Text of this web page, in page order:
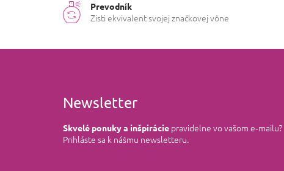
Prevodník
Zisti ekvivalent svojej značkovej vône
Newsletter
Skvelé ponuky a inšpirácie pravidelne vo vašom e‑mailu?
Prihláste sa k nášmu newsletteru.